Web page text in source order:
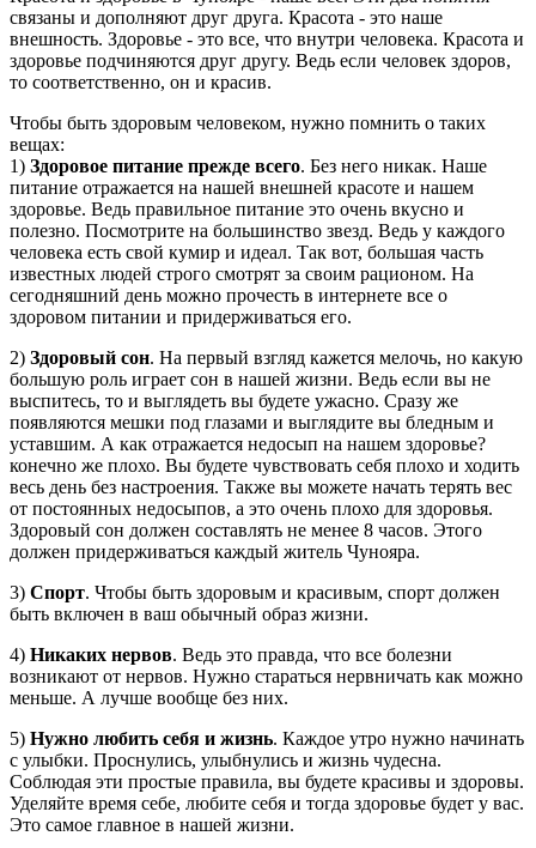
связаны и дополняют друг друга. Красота - это наше
внешность. Здоровье - это все, что внутри человека. Красота и
здоровье подчиняются друг другу. Ведь если человек здоров,
то соответственно, он и красив.
Чтобы быть здоровым человеком, нужно помнить о таких
вещах:
1) Здоровое питание прежде всего. Без него никак. Наше
питание отражается на нашей внешней красоте и нашем
здоровье. Ведь правильное питание это очень вкусно и
полезно. Посмотрите на большинство звезд. Ведь у каждого
человека есть свой кумир и идеал. Так вот, большая часть
известных людей строго смотрят за своим рационом. На
сегодняшний день можно прочесть в интернете все о
здоровом питании и придерживаться его.
2) Здоровый сон. На первый взгляд кажется мелочь, но какую
большую роль играет сон в нашей жизни. Ведь если вы не
выспитесь, то и выглядеть вы будете ужасно. Сразу же
появляются мешки под глазами и выглядите вы бледным и
уставшим. А как отражается недосып на нашем здоровье?
конечно же плохо. Вы будете чувствовать себя плохо и ходить
весь день без настроения. Также вы можете начать терять вес
от постоянных недосыпов, а это очень плохо для здоровья.
Здоровый сон должен составлять не менее 8 часов. Этого
должен придерживаться каждый житель Чунояра.
3) Спорт. Чтобы быть здоровым и красивым, спорт должен
быть включен в ваш обычный образ жизни.
4) Никаких нервов. Ведь это правда, что все болезни
возникают от нервов. Нужно стараться нервничать как можно
меньше. А лучше вообще без них.
5) Нужно любить себя и жизнь. Каждое утро нужно начинать
с улыбки. Проснулись, улыбнулись и жизнь чудесна.
Соблюдая эти простые правила, вы будете красивы и здоровы.
Уделяйте время себе, любите себя и тогда здоровье будет у вас.
Это самое главное в нашей жизни.